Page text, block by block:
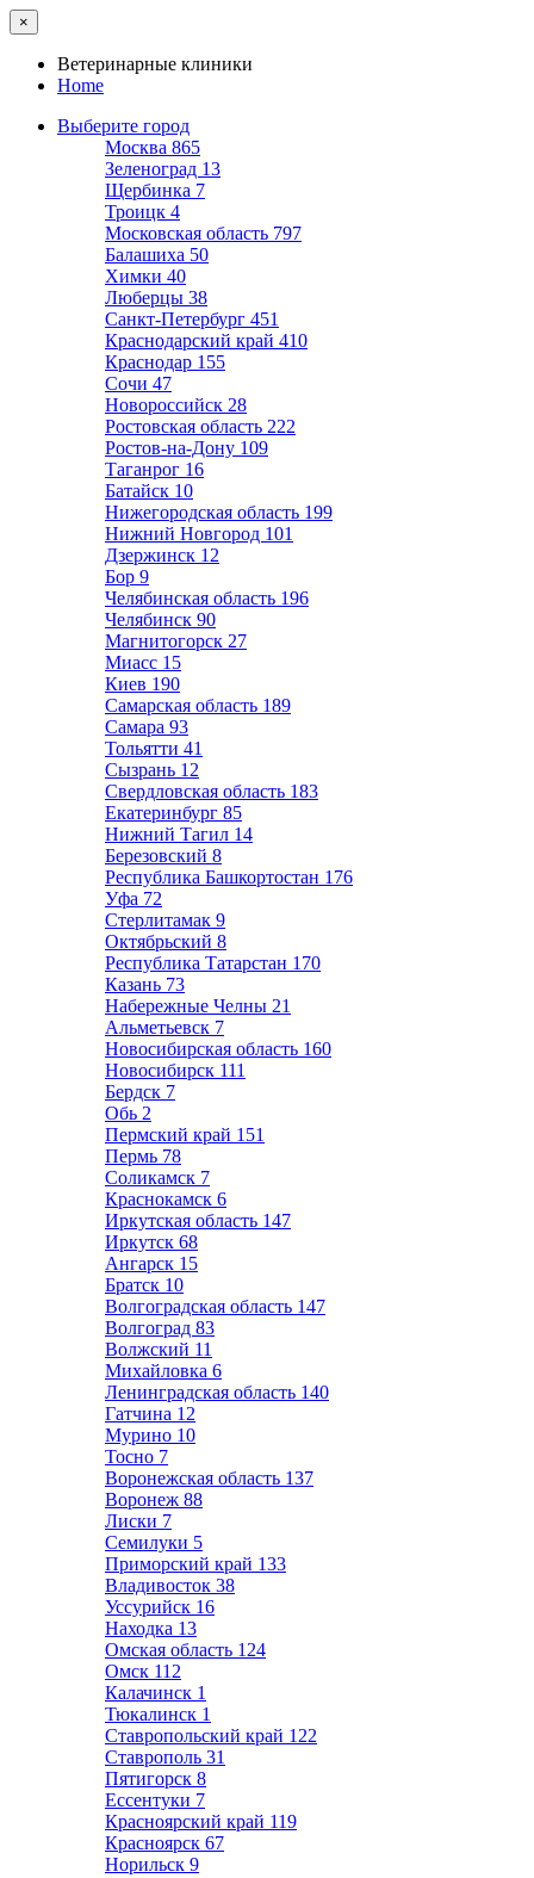
×
Ветеринарные клиники
Home
Выберите город
Москва 865
Зеленоград 13
Щербинка 7
Троицк 4
Московская область 797
Балашиха 50
Химки 40
Люберцы 38
Санкт-Петербург 451
Краснодарский край 410
Краснодар 155
Сочи 47
Новороссийск 28
Ростовская область 222
Ростов-на-Дону 109
Таганрог 16
Батайск 10
Нижегородская область 199
Нижний Новгород 101
Дзержинск 12
Бор 9
Челябинская область 196
Челябинск 90
Магнитогорск 27
Миасс 15
Киев 190
Самарская область 189
Самара 93
Тольятти 41
Сызрань 12
Свердловская область 183
Екатеринбург 85
Нижний Тагил 14
Березовский 8
Республика Башкортостан 176
Уфа 72
Стерлитамак 9
Октябрьский 8
Республика Татарстан 170
Казань 73
Набережные Челны 21
Альметьевск 7
Новосибирская область 160
Новосибирск 111
Бердск 7
Обь 2
Пермский край 151
Пермь 78
Соликамск 7
Краснокамск 6
Иркутская область 147
Иркутск 68
Ангарск 15
Братск 10
Волгоградская область 147
Волгоград 83
Волжский 11
Михайловка 6
Ленинградская область 140
Гатчина 12
Мурино 10
Тосно 7
Воронежская область 137
Воронеж 88
Лиски 7
Семилуки 5
Приморский край 133
Владивосток 38
Уссурийск 16
Находка 13
Омская область 124
Омск 112
Калачинск 1
Тюкалинск 1
Ставропольский край 122
Ставрополь 31
Пятигорск 8
Ессентуки 7
Красноярский край 119
Красноярск 67
Норильск 9